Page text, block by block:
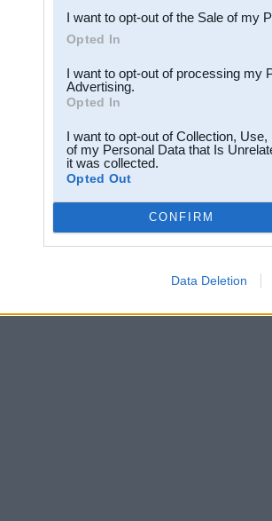
I want to opt-out of the Sale of my
Opted In
I want to opt-out of processing my
Advertising.
Opted In
I want to opt-out of Collection,
of my Personal Data that Is
it was collected.
Opted Out
CONFIRM
Data Deletion